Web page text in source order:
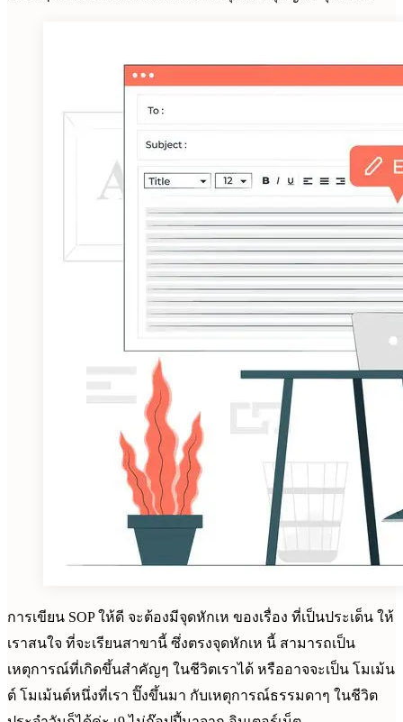
การเขียน SOP ให้ดี จะต้องมีจุดหักเห ของเรื่อง ที่เป็นประเด็น ให้
เราสนใจ ที่จะเรียนสาขานี้ ซึ่งตรงจุดหักเห นี้ สามารถเป็น
เหตุการณ์ที่เกิดขึ้นสำคัญๆ ในชีวิตเราได้ หรืออาจจะเป็น โมเม้น
ต์ โมเม้นต์หนึ่งที่เรา ปิ๊งขึ้นมา กับเหตุการณ์ธรรมดาๆ ในชีวิต